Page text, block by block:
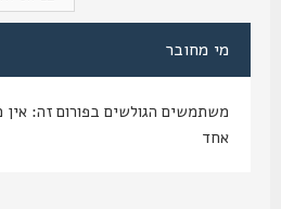
מי מחובר
משתמשים הגולשים בפורום זה: אין